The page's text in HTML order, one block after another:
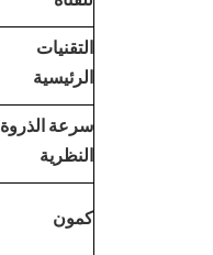
التقنيات
الرئيسية
سرعة الذروة
النظرية
كمون